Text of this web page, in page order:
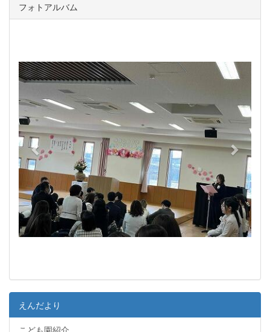
フォトアルバム
e
v
i
o
u
s
x
えんだより